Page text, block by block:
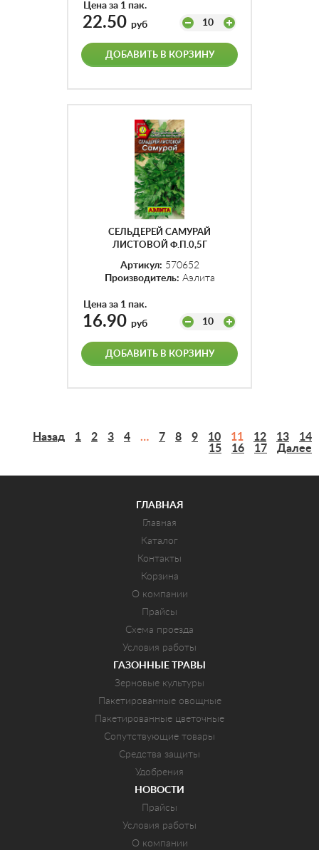
Цена за 1 пак.
22.50 руб 10
ДОБАВИТЬ В КОРЗИНУ
СЕЛЬДЕРЕЙ САМУРАЙ
ЛИСТОВОЙ Ф.П.0,5Г
Артикул: 570652
Производитель: Аэлита
Цена за 1 пак.
16.90 руб 10
ДОБАВИТЬ В КОРЗИНУ
Назад 1 2 3 4 … 7 8 9 10 11 12 13
14
15
16 17 Далее
ГЛАВНАЯ
Главная
Каталог
Контакты
Корзина
О компании
Прайсы
Схема проезда
Условия работы
ГАЗОННЫЕ ТРАВЫ
Зерновые культуры
Пакетированные овощные
Пакетированные цветочные
Сопутствующие товары
Средства защиты
Удобрения
НОВОСТИ
Прайсы
Условия работы
О компании